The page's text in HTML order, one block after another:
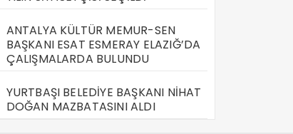
ANTALYA KÜLTÜR MEMUR-SEN
BAŞKANI ESAT ESMERAY ELAZIĞ’DA
ÇALIŞMALARDA BULUNDU
YURTBAŞI BELEDİYE BAŞKANI NİHAT
DOĞAN MAZBATASINI ALDI